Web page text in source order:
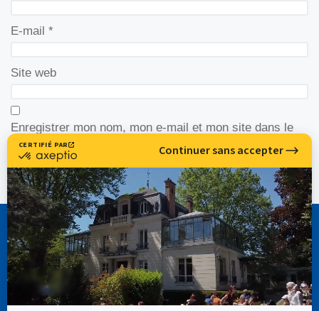
E-mail *
Site web
Enregistrer mon nom, mon e-mail et mon site dans le
navigateur pour mon prochain commentaire.
CASSIOPÉE FORMATION
info@cassiopee-formation.com